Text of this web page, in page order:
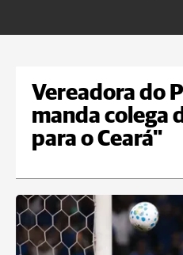
Vereadora do
manda colega
para o Ceará"